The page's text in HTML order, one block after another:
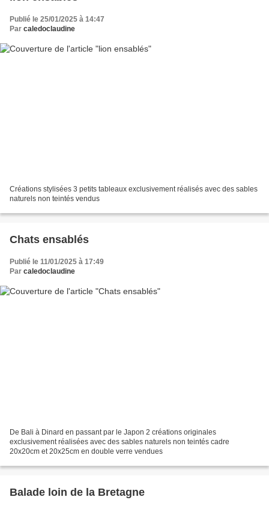
Publié le 25/01/2025 à 14:47
Par caledoclaudine
Créations stylisées 3 petits tableaux exclusivement réalisés avec des sables
naturels non teintés vendus
Chats ensablés
Publié le 11/01/2025 à 17:49
Par caledoclaudine
De Bali à Dinard en passant par le Japon 2 créations originales
exclusivement réalisées avec des sables naturels non teintés cadre
20x20cm et 20x25cm en double verre vendues
Balade loin de la Bretagne